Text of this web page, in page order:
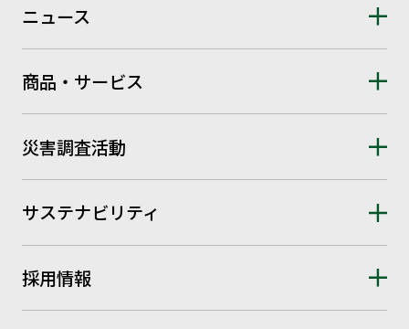
ニュース
商品・サービス
災害調査活動
サステナビリティ
採用情報